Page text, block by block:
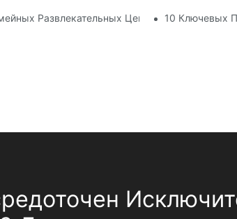
Развлекательных Центров 10 Ключевых